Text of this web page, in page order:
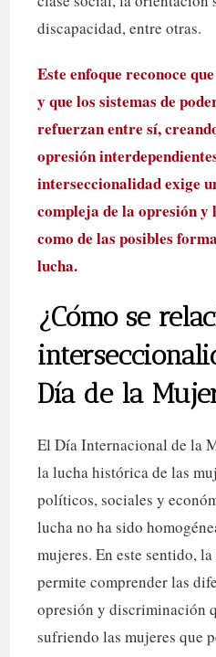
discapacidad, entre otras.
Este enfoque reconoce
y que los sistemas de
refuerzan entre sí,
opresión
interseccionalidad exige
compleja de la opresión
como de las posibles
lucha.
¿Cómo se
Día de la
El Día Internacional de la
la lucha histórica de las
políticos, sociales y
lucha no ha sido
mujeres. En este sentido,
permite comprender las
opresión y discriminación
sufriendo las mujeres que